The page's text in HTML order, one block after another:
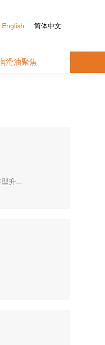
English 简体中文
滑油聚焦
型升…